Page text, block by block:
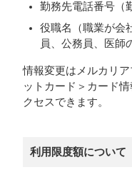
勤務先電話番号（
役職名（職業が会
員、公務員、医師
情報変更はメルカリ
ットカード＞カード
クセスできます。
利用限度額について